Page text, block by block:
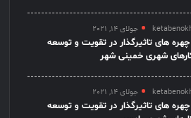
جولای 14, 2021
های تاثیرگذار در تقویت و توسعه
شهری خمینی شهر
جولای 14, 2021
های تاثیرگذار در تقویت و توسعه